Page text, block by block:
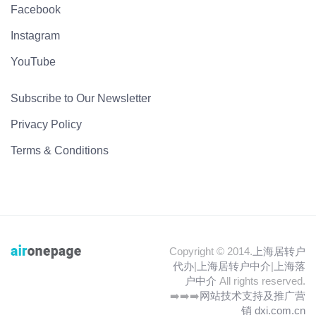
Facebook
Instagram
YouTube
Subscribe to Our Newsletter
Privacy Policy
Terms & Conditions
Copyright © 2014. 上海居转户
代办| 上海居转户中介| 上海落
户中介 All rights reserved.
➡️➡️➡️网站技术支持及推广营
销 dxi.com.cn